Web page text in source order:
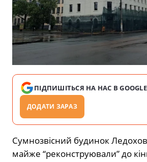
ПІДПИШІТЬСЯ НА НАС В GOOGLE
ДОДАТИ ЗАРАЗ
Сумнозвісний будинок
майже “реконструювали” до